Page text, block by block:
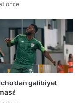
önce
galibiyet